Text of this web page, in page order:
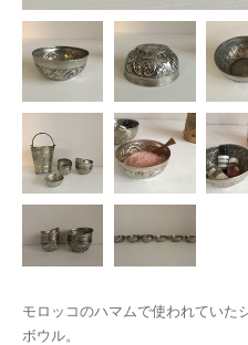
モロッコのハマムで使われていた
ボウル。